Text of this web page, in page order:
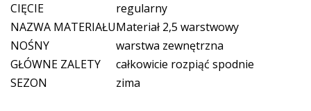
CIĘCIE
regularny
NAZWA MATERIAŁUMateriał 2,5 warstwowy
NOŚNY
warstwa zewnętrzna
GŁÓWNE ZALETY
całkowicie rozpiąć spodnie
SEZON
zima